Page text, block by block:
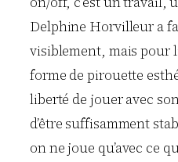
Delphine Horvilleur a
visiblement, mais pour
forme de pirouette
liberté de jouer avec
d’être suffisamment
on ne joue qu’avec ce